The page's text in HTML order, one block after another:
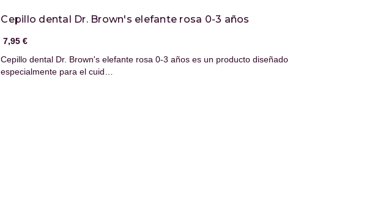
Cepillo dental Dr. Brown's elefante rosa 0-3 años
7,95 €
Cepillo dental Dr. Brown's elefante rosa 0-3 años es un producto diseñado
especialmente para el cuid…